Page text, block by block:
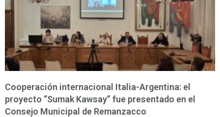
Cooperación internacional Italia-Argentina: el
proyecto “Sumak Kawsay” fue presentado en el
Consejo Municipal de Remanzacco